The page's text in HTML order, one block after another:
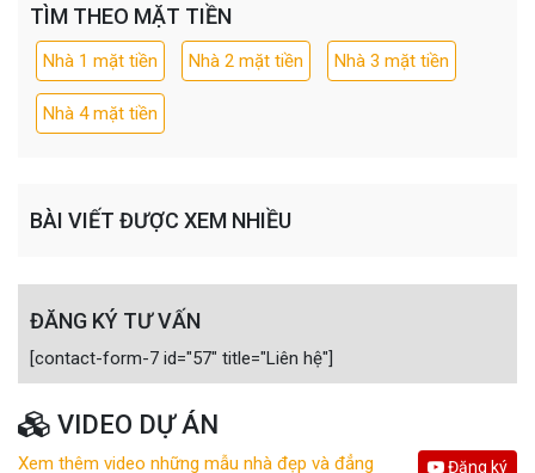
TÌM THEO MẶT TIỀN
Nhà 1 mặt tiền Nhà 2 mặt tiền Nhà 3 mặt tiền
Nhà 4 mặt tiền
BÀI VIẾT ĐƯỢC XEM NHIỀU
ĐĂNG KÝ TƯ VẤN
[contact-form-7 id="57" title="Liên hệ"]
VIDEO DỰ ÁN
Xem thêm video những mẫu nhà đẹp và đẳng Đăng ký